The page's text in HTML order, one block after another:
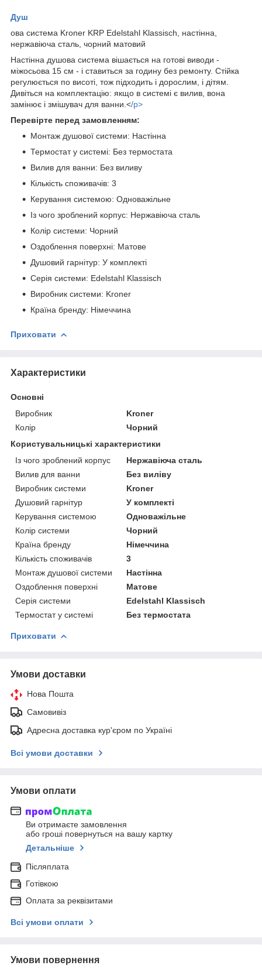
Душ
ова система Kroner KRP Edelstahl Klassisch, настінна,
нержавіюча сталь, чорний матовий
Настінна душова система вішається на готові виводи -
міжосьова 15 см - і ставиться за годину без ремонту. Стійка
регулюється по висоті, тож підходить і дорослим, і дітям.
Дивіться на комплектацію: якщо в системі є вилив, вона
замінює і змішувач для ванни.</p>
Перевірте перед замовленням:
Монтаж душової системи: Настінна
Термостат у системі: Без термостата
Вилив для ванни: Без виливу
Кількість споживачів: 3
Керування системою: Одноважільне
Із чого зроблений корпус: Нержавіюча сталь
Колір системи: Чорний
Оздоблення поверхні: Матове
Душовий гарнітур: У комплекті
Серія системи: Edelstahl Klassisch
Виробник системи: Kroner
Країна бренду: Німеччина
Приховати
Характеристики
Основні
Виробник
Kroner
Колір
Чорний
Користувальницькі характеристики
Із чого зроблений корпус
Нержавіюча сталь
Вилив для ванни
Без виліву
Виробник системи
Kroner
Душовий гарнітур
У комплекті
Керування системою
Одноважільне
Колір системи
Чорний
Країна бренду
Німеччина
Кількість споживачів
3
Монтаж душової системи
Настінна
Оздоблення поверхні
Матове
Серія системи
Edelstahl Klassisch
Термостат у системі
Без термостата
Приховати
Умови доставки
Нова Пошта
Самовивіз
Адресна доставка кур'єром по Україні
Всі умови доставки
Умови оплати
Ви отримаєте замовлення
або гроші повернуться на вашу картку
Детальніше
Післяплата
Готівкою
Оплата за реквізитами
Всі умови оплати
Умови повернення